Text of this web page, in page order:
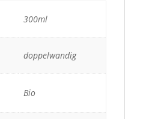
300ml
doppelwandig
Bio